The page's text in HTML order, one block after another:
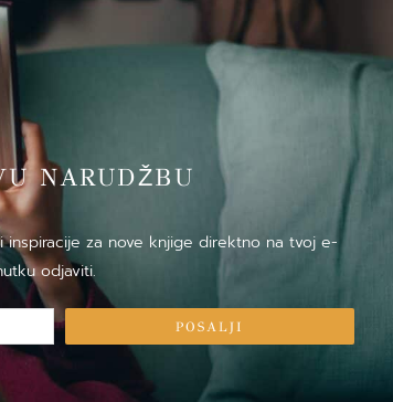
NARUDŽBU
inspiracije za nove knjige direktno na tvoj e-
odjaviti.
POSALJI